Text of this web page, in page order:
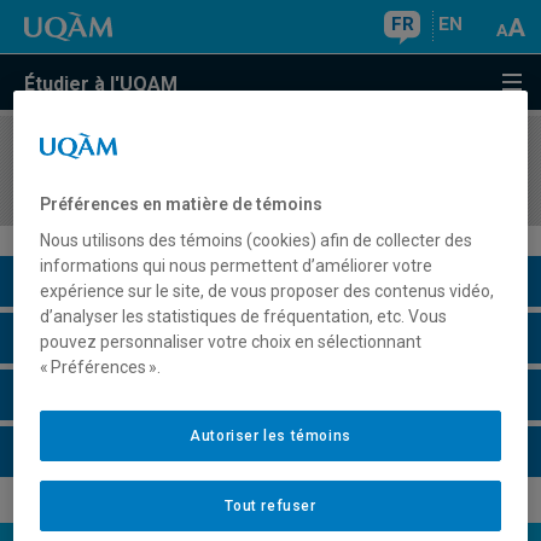
FR EN
Étudier à l'UQAM
COURS//
Description du cours
Horaire - Été 2026
Préférences en matière de témoins
Nous utilisons des témoins (cookies) afin de collecter des
informations qui nous permettent d’améliorer votre
expérience sur le site, de vous proposer des contenus vidéo,
d’analyser les statistiques de fréquentation, etc. Vous
pouvez personnaliser votre choix en sélectionnant
« Préférences ».
Tout refuser
Autoriser les témoins